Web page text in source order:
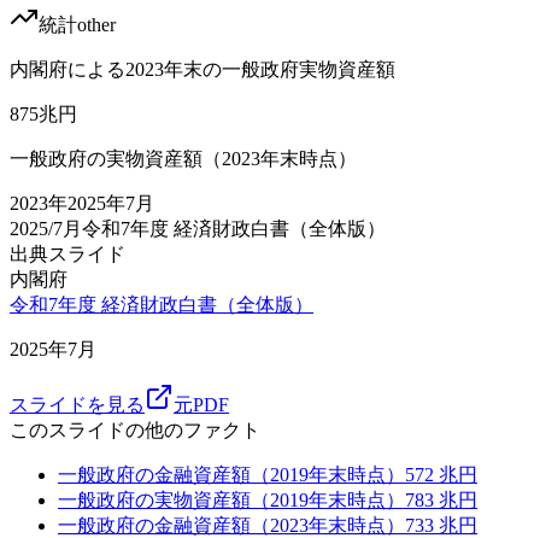
統計other
内閣府による2023年末の一般政府実物資産額
875兆円
一般政府の実物資産額（2023年末時点）
2023年2025年7月
2025/7月 令和7年度 経済財政白書（全体版）
出典スライド
内閣府
令和7年度 経済財政白書（全体版）
2025年7月
スライドを見る
元PDF
このスライドの他のファクト
一般政府の金融資産額（2019年末時点） 572 兆円
一般政府の実物資産額（2019年末時点） 783 兆円
一般政府の金融資産額（2023年末時点） 733 兆円